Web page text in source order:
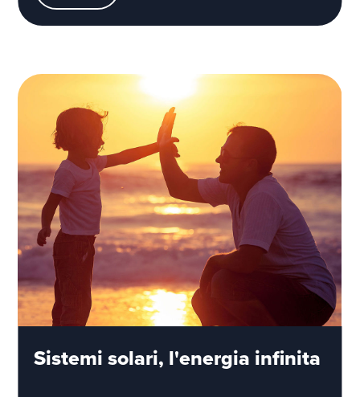
Sistemi solari, l'energia infinita